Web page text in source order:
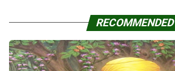
RECOMMENDED